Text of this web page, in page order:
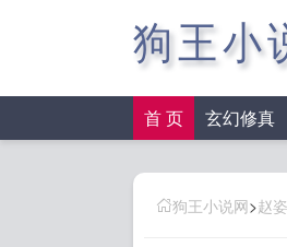
狗王小
首 页 玄幻修真
狗王小说网>赵